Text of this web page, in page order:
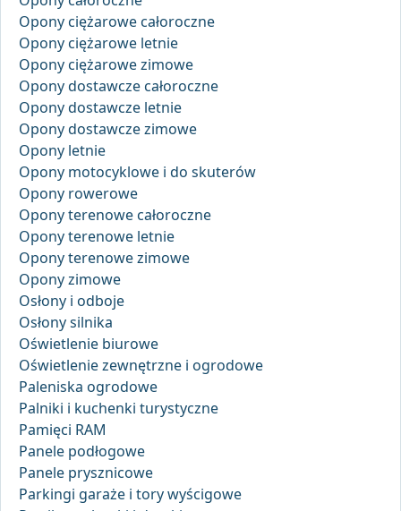
Opony ciężarowe całoroczne
Opony ciężarowe letnie
Opony ciężarowe zimowe
Opony dostawcze całoroczne
Opony dostawcze letnie
Opony dostawcze zimowe
Opony letnie
Opony motocyklowe i do skuterów
Opony rowerowe
Opony terenowe całoroczne
Opony terenowe letnie
Opony terenowe zimowe
Opony zimowe
Osłony i odboje
Osłony silnika
Oświetlenie biurowe
Oświetlenie zewnętrzne i ogrodowe
Paleniska ogrodowe
Palniki i kuchenki turystyczne
Pamięci RAM
Panele podłogowe
Panele prysznicowe
Parkingi garaże i tory wyścigowe